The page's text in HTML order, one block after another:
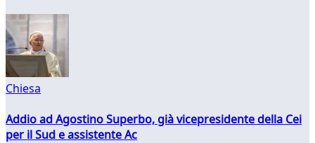
Chiesa
Addio ad Agostino Superbo, già vicepresidente della Cei
per il Sud e assistente Ac